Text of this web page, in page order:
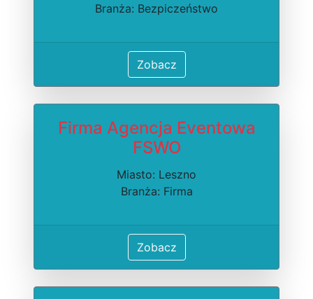
Branża: Bezpiczeństwo
Zobacz
Firma Agencja Eventowa
FSWO
Miasto: Leszno
Branża: Firma
Zobacz